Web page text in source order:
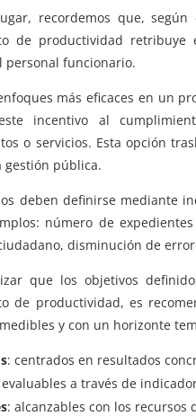
recordemos que,
de productividad
personal funcionario.
más eficaces en un
incentivo al
o servicios. Esta opción
gestión pública.
deben definirse mediante
número de
disminución de
que los objetivos
de productividad, es
y con un horizonte
: centrados en resultados
evaluables a través de
: alcanzables con los recursos